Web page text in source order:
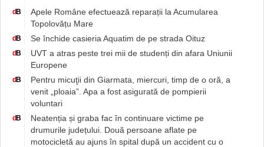
dB
Apele Române efectuează reparații la Acumularea
Topolovățu Mare
dB Se închide casieria Aquatim de pe strada Oituz
dB
UVT a atras peste trei mii de studenți din afara Uniunii
Europene
dB
Pentru micuţii din Giarmata, miercuri, timp de o oră, a
venit „ploaia”. Apa a fost asigurată de pompierii
voluntari
dB
Neatenția și graba fac în continuare victime pe
drumurile județului. Două persoane aflate pe
motocicletă au ajuns în spital după un accident cu o